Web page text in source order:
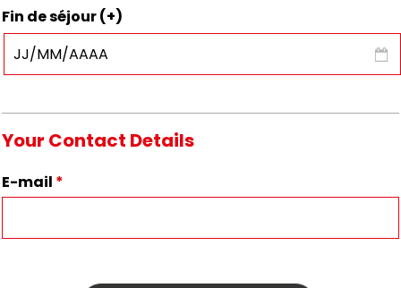
Fin de séjour (+)
Your Contact Details
E-mail *